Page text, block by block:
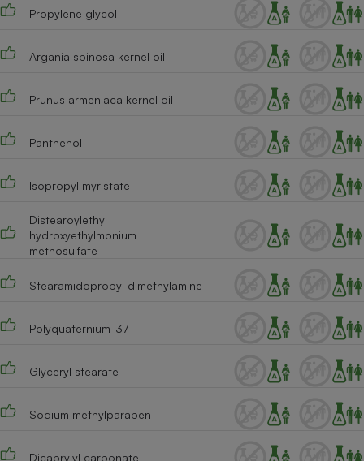
Propylene glycol
Argania spinosa kernel oil
Prunus armeniaca kernel oil
Panthenol
Isopropyl myristate
Distearoylethyl
hydroxyethylmonium
methosulfate
Stearamidopropyl dimethylamine
Polyquaternium-37
Glyceryl stearate
Sodium methylparaben
Dicaprylyl carbonate